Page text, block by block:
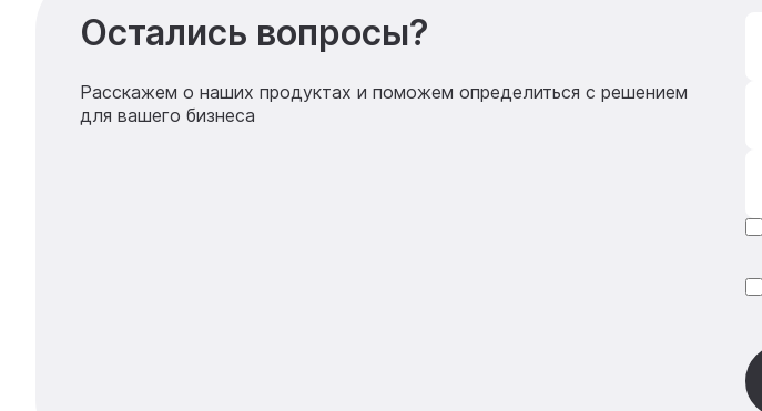
Остались вопросы?
Расскажем о наших продуктах и поможем определиться с решением
для вашего бизнеса